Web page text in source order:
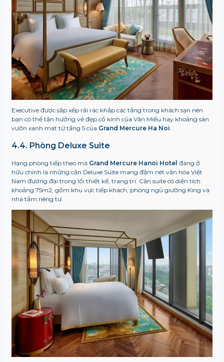
Executive được sắp xếp rải rác khắp các tầng trong khách sạn nên
bạn có thể tận hưởng vẻ đẹp cổ kính của Văn Miếu hay khoảng sân
vườn xanh mát từ tầng 5 của Grand Mercure Ha Noi
4.4. Phòng Deluxe Suite
Hạng phòng tiếp theo mà Grand Mercure Hanoi Hotel đáng ở
hữu chính là những căn Deluxe Suite mang đậm nét văn hóa Việt
Nam đương đại trong lối thiết kế, trang trí. Căn suite có diện tích
khoảng 75m2, gồm khu vực tiếp khách, phòng ngủ giường King và
nhà tắm riêng tư.